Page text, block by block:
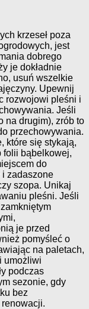
krzeseł poza
jest
dobrego
je dokładnie
usuń wszelkie
Upewnij
rozwojowi pleśni i
Jeśli
na drugim), zrób to
przechowywania.
które się stykają,
folii bąbelkowej,
do
zadaszone
szopa. Unikaj
pleśni. Jeśli
je przed
pomyśleć o
na paletach,
umożliwi
podczas
sezonie, gdy
bez